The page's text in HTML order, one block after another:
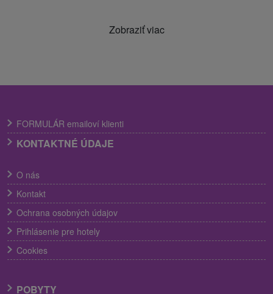
Zobraziť viac
FORMULÁR emailoví klienti
KONTAKTNÉ ÚDAJE
O nás
Kontakt
Ochrana osobných údajov
Prihlásenie pre hotely
Cookies
POBYTY